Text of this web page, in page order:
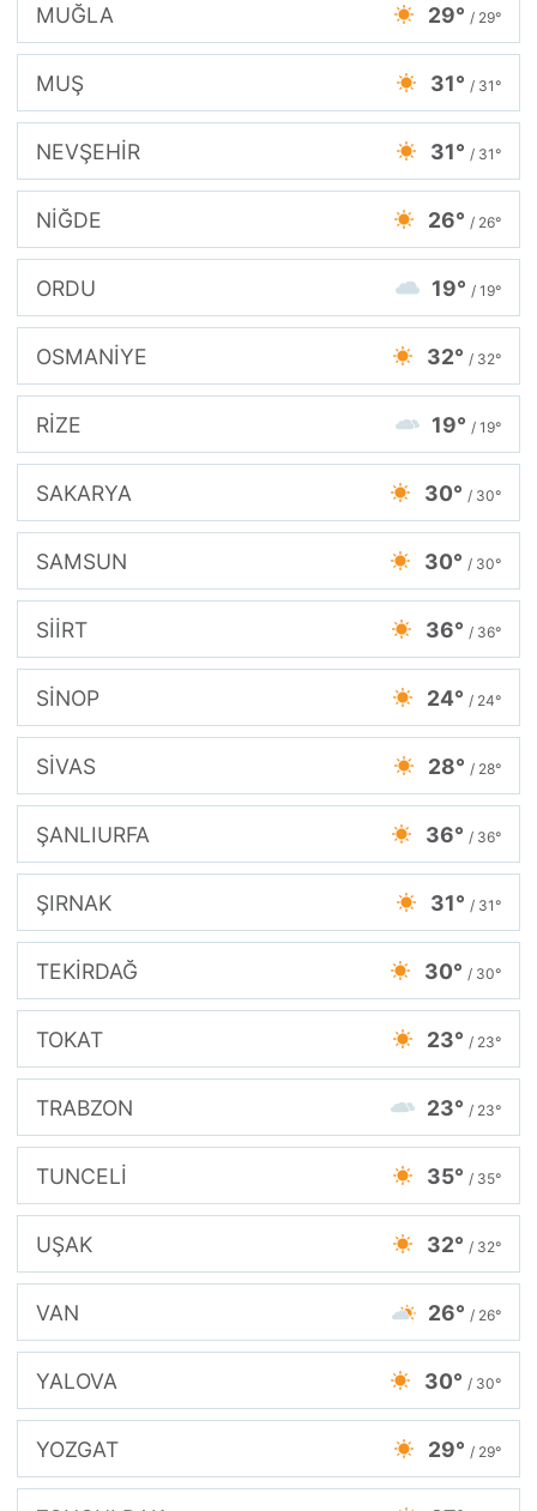
MUĞLA 29° / 29°
MUŞ 31° / 31°
NEVŞEHİR 31° / 31°
NİĞDE 26° / 26°
ORDU 19° / 19°
OSMANİYE 32° / 32°
RİZE 19° / 19°
SAKARYA 30° / 30°
SAMSUN 30° / 30°
SİİRT 36° / 36°
SİNOP 24° / 24°
SİVAS 28° / 28°
ŞANLIURFA 36° / 36°
ŞIRNAK 31° / 31°
TEKİRDAĞ 30° / 30°
TOKAT 23° / 23°
TRABZON 23° / 23°
TUNCELİ 35° / 35°
UŞAK 32° / 32°
VAN 26° / 26°
YALOVA 30° / 30°
YOZGAT 29° / 29°